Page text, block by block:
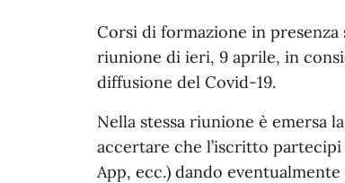
Corsi di formazione in presenza
riunione di ieri, 9 aprile, in
diffusione del Covid-19.
Nella stessa riunione è emersa
accertare che l’iscritto
App, ecc.) dando